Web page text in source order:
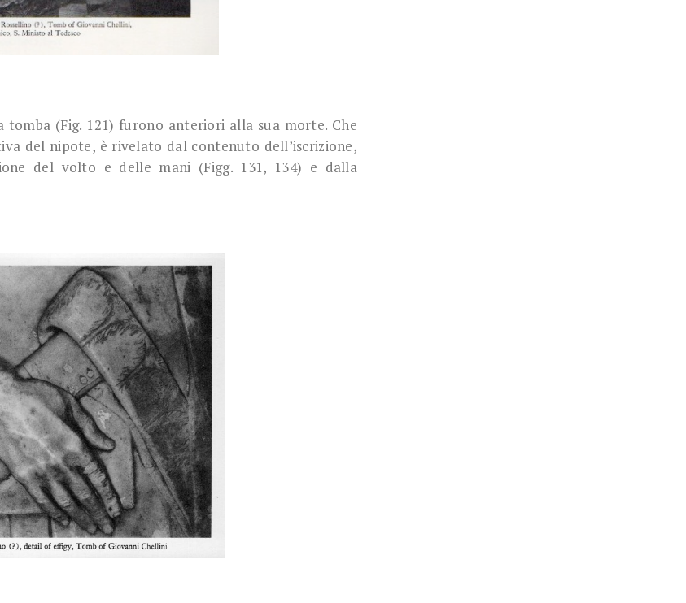
tomba (Fig. 121) furono anteriori alla sua morte. Che
del nipote, è rivelato dal contenuto dell’iscrizione,
del volto e delle mani (Figg. 131, 134) e dalla